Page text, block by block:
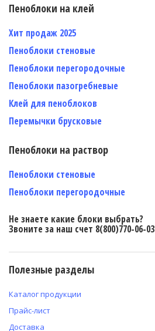
Пеноблоки на клей
Хит продаж 2025
Пеноблоки стеновые
Пеноблоки перегородочные
Пеноблоки пазогребневые
Клей для пеноблоков
Перемычки брусковые
Пеноблоки на раствор
Пеноблоки стеновые
Пеноблоки перегородочные
Не знаете какие блоки выбрать?
Звоните за наш счет 8(800)770-06-03
Полезные разделы
Каталог продукции
Прайс-лист
Доставка